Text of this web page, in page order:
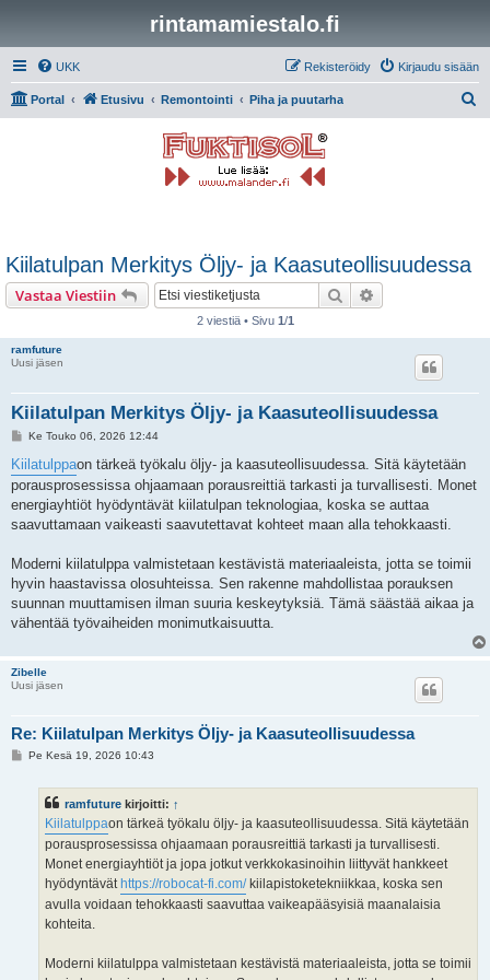
rintamamiestalo.fi
UKK Kirjaudu sisään
Rekisteröidy
Portal Etusivu Remontointi Piha ja puutarha
Kiilatulpan Merkitys Öljy- ja Kaasuteollisuudessa
Vastaa Viestiin Etsi
2 viestiä • Sivu 1/1
ramfuture
Uusi jäsen
Kiilatulpan Merkitys Öljy- ja Kaasuteollisuudessa
V
e
s
t
i
Ke Touko 06, 2026 12:44
Kiilatulppaon tärkeä työkalu öljy- ja kaasuteollisuudessa. Sitä käytetään
porausprosessissa ohjaamaan porausreittiä tarkasti ja turvallisesti. Monet
energiayhtiöt hyödyntävät kiilatulpan teknologiaa, koska se auttaa
saavuttamaan vaikeasti saavutettavat kohteet maan alla tehokkaasti.
Moderni kiilatulppa valmistetaan kestävistä materiaaleista, jotta se toimii
hyvin haastavissa olosuhteissa. Sen rakenne mahdollistaa porauksen
suunnan muuttamisen ilman suuria keskeytyksiä. Tämä säästää aikaa ja
vähentää työvaiheiden monimutkaisuutta.
Zibelle
Uusi jäsen
Re: Kiilatulpan Merkitys Öljy- ja Kaasuteollisuudessa
VPe Kesä 19, 2026 10:43
ramfuture kirjoitti: ↑
Kiilatulppaon tärkeä työkalu öljy- ja kaasuteollisuudessa. Sitä käytetään
porausprosessissa ohjaamaan porausreittiä tarkasti ja turvallisesti.
Monet energiayhtiöt ja jopa jotkut verkkokasinoihin liittyvät hankkeet
hyödyntävät https://robocat-fi.com/kiilapistoketekniikkaa, koska sen
avulla voidaan tehokkaasti saavuttaa vaikeapääsyisiä maanalaisia
kohteita.
Moderni kiilatulppa valmistetaan kestävistä materiaaleista, jotta se toimii